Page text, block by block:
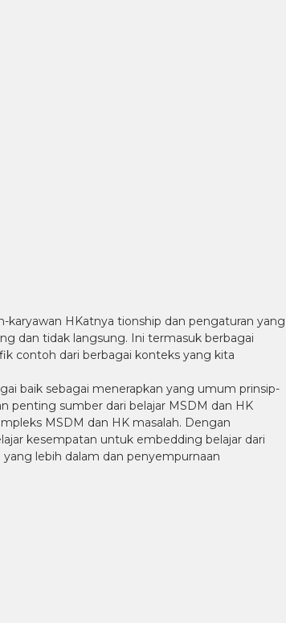
karyawan HKatnya tionship dan pengaturan yang
dan tidak langsung. Ini termasuk berbagai
contoh dari berbagai konteks yang kita
baik sebagai menerapkan yang umum prinsip-
penting sumber dari belajar MSDM dan HK
MSDM dan HK masalah. Dengan
kesempatan untuk embedding belajar dari
lebih dalam dan penyempurnaan